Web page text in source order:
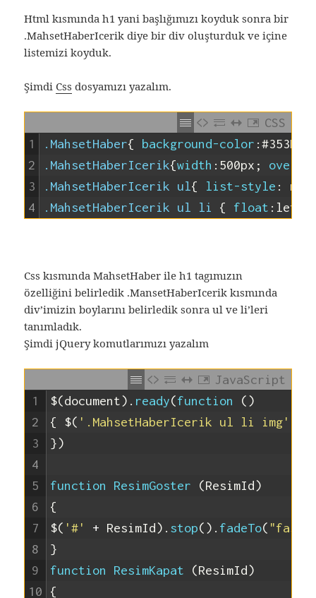
Html kısmında h1 yani başlığımızı koyduk sonra bir
.MahsetHaberIcerik diye bir div oluşturduk ve içine
listemizi koyduk.
Şimdi Css dosyamızı yazalım.
CSS
1
2
3
4
.MahsetHaber{ background-color :#353D45
.MahsetHaberIcerik{width : 500px ;
.MahsetHaberIcerik ul{ list-style :
.MahsetHaberIcerik ul li { float : left
Css kısmında MahsetHaber ile h1 tagımızın
özelliğini belirledik .MansetHaberIcerik kısmında
div’imizin boylarını belirledik sonra ul ve li’leri
tanımladık.
Şimdi jQuery komutlarımızı yazalım
JavaScript
1
2
3
4
5
6
7
8
9
10
$(document) . ready(function ()
{
$( '.MahsetHaberIcerik ul li img'
})
function ResimGoster (ResimId)
{
$( '#' + ResimId) . stop() . fadeTo( "fast"
}
function
ResimKapat (ResimId)
{